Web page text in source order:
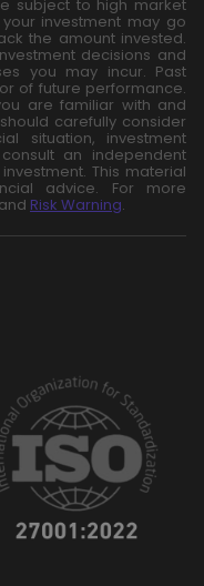
subject to high market
investment may go
the amount invested.
decisions and
you may incur. Past
of future performance.
are familiar with and
carefully consider
situation, investment
an independent
This material
advice. For more
and Risk Warning.